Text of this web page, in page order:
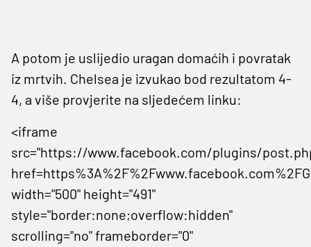
A potom je uslijedio uragan domaćih i povratak
iz mrtvih. Chelsea je izvukao bod rezultatom 4-
4, a više provjerite na sljedećem linku:
<iframe
src="https://www.facebook.com/plugins/
width="500" height="491"
style="border:none;overflow:hidden"
scrolling="no" frameborder="0"